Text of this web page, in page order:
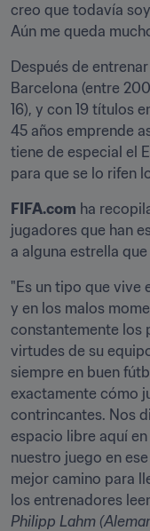
creo que todavía
Aún me queda
Después de
Barcelona (entre
16), y con 19 títulos
45 años emprende
tiene de especial el
para que se lo rifen
FIFA.com ha
jugadores que han
a alguna estrella
"Es un tipo que vive
y en los malos
constantemente los
virtudes de su
siempre en buen
exactamente cómo
contrincantes. Nos
espacio libre aquí en
nuestro juego en
mejor camino para
Philipp Lahm